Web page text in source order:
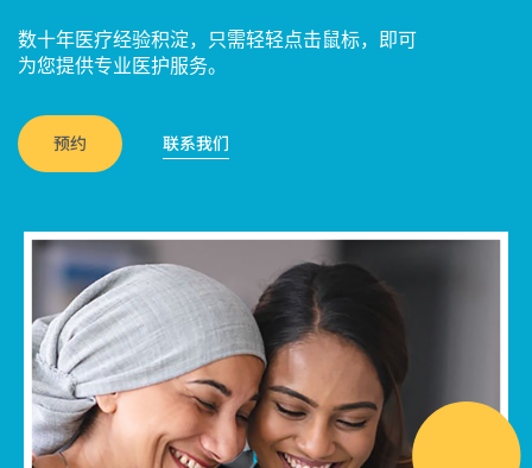
数十年医疗经验积淀，只需轻轻点击鼠标，即可
为您提供专业医护服务。
预约 联系我们